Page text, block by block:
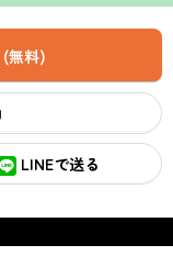
(無料)
LINEで送る